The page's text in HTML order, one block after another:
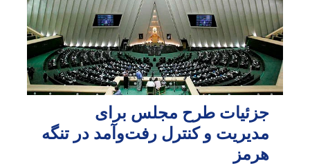
جزئیات طرح مجلس برای
مدیریت و کنترل رفت‌وآمد در تنگه
هرمز